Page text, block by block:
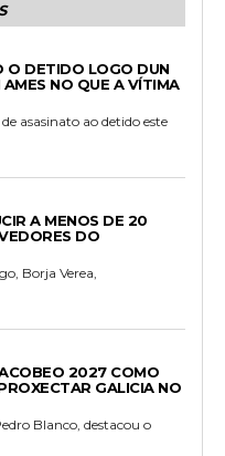
O DETIDO LOGO DUN
NO QUE A VÍTIMA
asasinato ao detido este
A MENOS DE 20
DO
Borja Verea,
2027 COMO
GALICIA NO
Blanco, destacou o